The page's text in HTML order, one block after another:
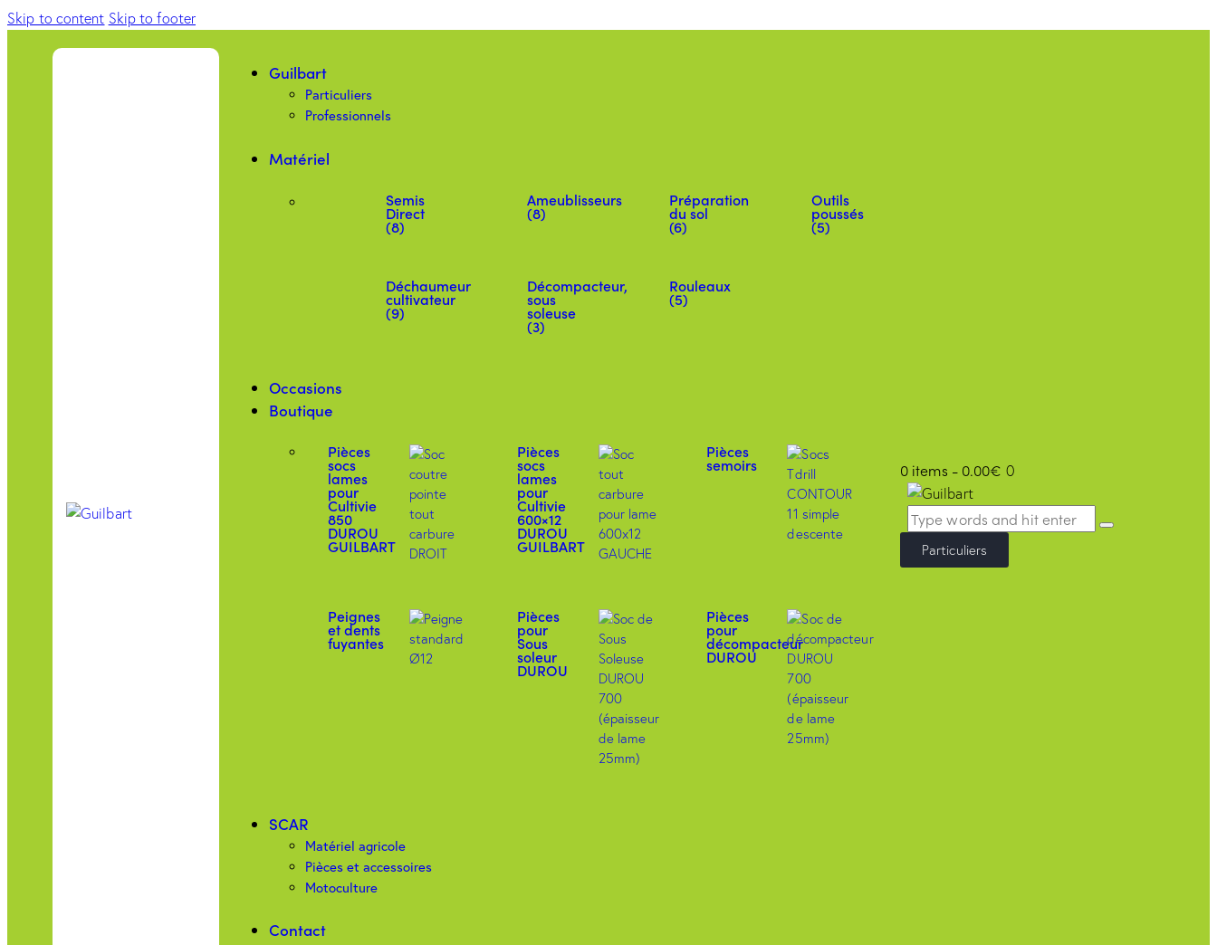
Skip to content Skip to footer
Guilbart
Particuliers
Professionnels
Matériel
Semis
Direct
(8)
Ameublisseurs
(8)
Préparation
du sol
(6)
Outils
poussés
(5)
Déchaumeur
cultivateur
(9)
Décompacteur,
sous
soleuse
(3)
Rouleaux
(5)
Occasions
Boutique
Pièces
socs
lames
pour
Cultivie
850
DUROU
GUILBART
Pièces
socs
lames
pour
Cultivie
600×12
DUROU
GUILBART
Pièces
semoirs
Peignes
et dents
fuyantes
Pièces
pour
Sous
soleur
DUROU
Pièces
pour
décompacteur
DUROU
SCAR
Matériel agricole
Pièces et accessoires
Motoculture
Contact
0 items - 0.00€ 0
Particuliers